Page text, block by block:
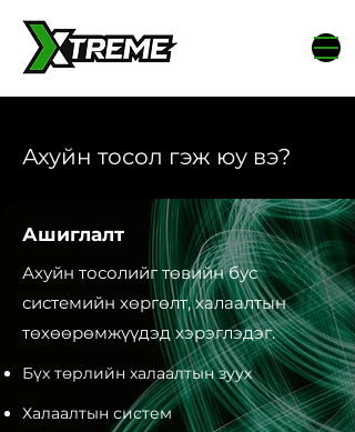
Ахуйн тосол гэж юу вэ?
Ашиглалт
Ахуйн тосолийг төвийн бус
системийн хөргөлт, халаалтын
төхөөрөмжүүдэд хэрэглэдэг.
Бүх төрлийн халаалтын зуух
Халаалтын систем